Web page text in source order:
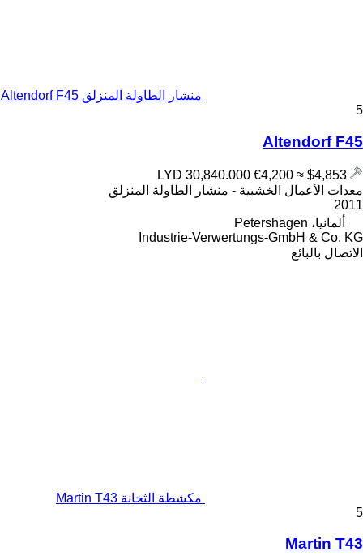
منشار الطاولة المنزلق Altendorf F45
5
Altendorf F45
€4,200 ≈ $4,853
معدات الأعمال الخشبية - منشار الطاولة المنزلق
2011
ألمانيا، Petershagen
Industrie-Verwertungs-GmbH & Co. KG
الاتصال بالبائع
مكشطة الثخانة Martin T43
5
Martin T43